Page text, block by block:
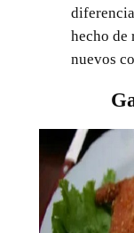
hecho de
nuevos